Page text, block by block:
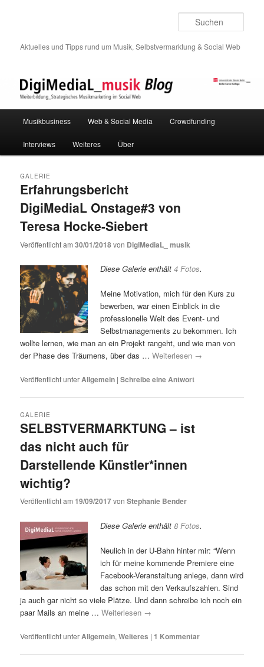
Aktuelles und Tipps rund um Musik, Selbstvermarktung & Social Web
Zum
Inhalt
wechseln
Zum
sekundären
Inhalt
wechseln
Musikbusiness Web & Social Media Crowdfunding
Interviews Weiteres Über
Erfahrungsbericht
DigiMediaL Onstage#3 von
Teresa Hocke-Siebert
GALERIE
Veröffentlicht am30/01/2018von DigiMediaL_ musik
Diese Galerie enthält4 Fotos.
Meine Motivation, mich für den Kurs zu
bewerben, war einen Einblick in die
professionelle Welt des Event- und
Selbstmanagements zu bekommen. Ich
wollte lernen, wie man an ein Projekt rangeht, und wie man von
der Phase des Träumens, über das …Weiterlesen →
Veröffentlicht unterAllgemein |Schreibe eine Antwort
SELBSTVERMARKTUNG – ist
das nicht auch für
Darstellende Künstler*innen
wichtig?
GALERIE
Veröffentlicht am 19/09/2017vonStephanie Bender
Diese Galerie enthält8 Fotos.
Neulich in der U-Bahn hinter mir: “Wenn
ich für meine kommende Premiere eine
Facebook-Veranstaltung anlege, dann wird
das schon mit den Verkaufszahlen. Sind
ja auch gar nicht so viele Plätze. Und dann schreibe ich noch ein
paar Mails an meine …Weiterlesen →
Veröffentlicht unterAllgemein,Weiteres | 1 Kommentar